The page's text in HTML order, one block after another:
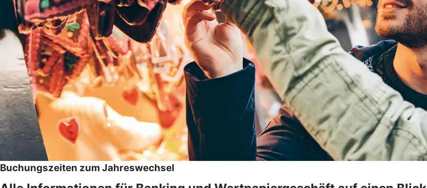
Buchungszeiten zum Jahreswechsel